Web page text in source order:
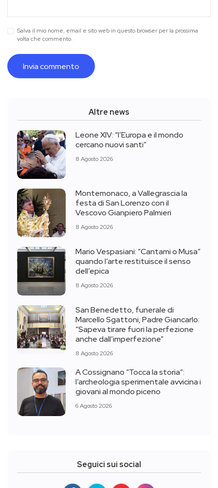
Salva il mio nome, email e sito web in questo browser per la prossima
volta che commento.
Altre news
Leone XIV: “l’Europa e il mondo
cercano nuovi santi”
8 Agosto 2026
Montemonaco, a Vallegrascia la
festa di San Lorenzo con il
Vescovo Gianpiero Palmieri
8 Agosto 2026
Mario Vespasiani: “Cantami o Musa”
quando l’arte restituisce il senso
dell’epica
8 Agosto 2026
San Benedetto, funerale di
Marcello Sgattoni, Padre Giancarlo:
“Sapeva tirare fuori la perfezione
anche dall’imperfezione”
8 Agosto 2026
A Cossignano “Tocca la storia”:
l’archeologia sperimentale avvicina i
giovani al mondo piceno
6 Agosto 2026
Seguici sui social